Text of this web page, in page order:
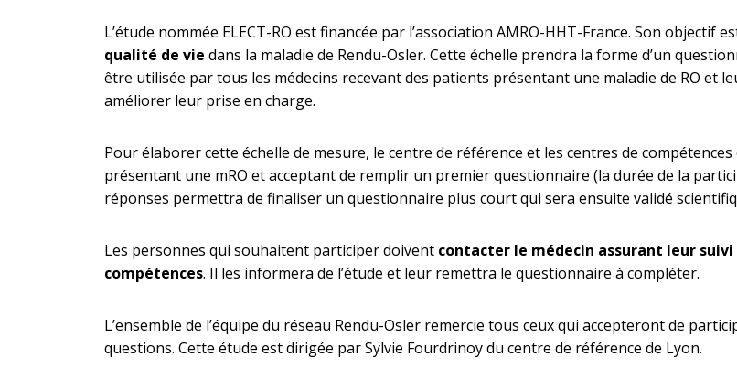
L’étude nommée ELECT-RO est financée par l’association AMRO-HHT-France. Son objectif
qualité de vie dans la maladie de Rendu-Osler. Cette échelle prendra la forme d’un
être utilisée par tous les médecins recevant des patients présentant une maladie de RO et
améliorer leur prise en charge.
Pour élaborer cette échelle de mesure, le centre de référence et les centres de
présentant une mRO et acceptant de remplir un premier questionnaire (la durée de la
réponses permettra de finaliser un questionnaire plus court qui sera ensuite validé
Les personnes qui souhaitent participer doivent contacter le médecin assurant leur
compétences. Il les informera de l’étude et leur remettra le questionnaire à compléter.
L’ensemble de l’équipe du réseau Rendu-Osler remercie tous ceux qui accepteront de
questions. Cette étude est dirigée par Sylvie Fourdrinoy du centre de référence de Lyon.